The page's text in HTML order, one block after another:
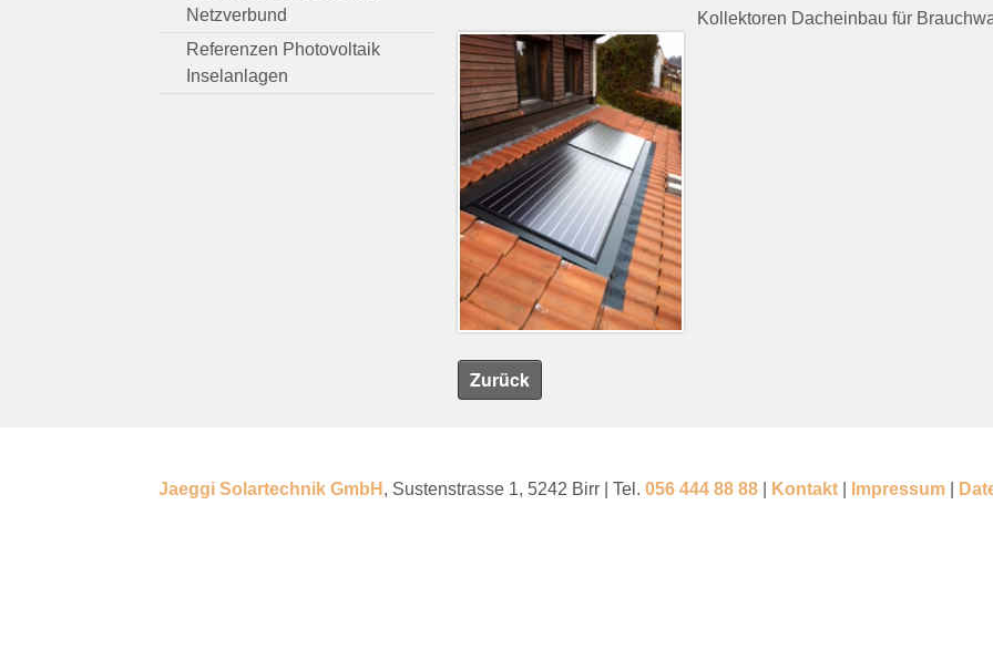
Kollektoren Dacheinbau für
Zurück
Netzverbund
Referenzen Photovoltaik
Inselanlagen
Jaeggi Solartechnik GmbH , Sustenstrasse 1, 5242 Birr | Tel. 056 444 88 88 Kontakt Impressum